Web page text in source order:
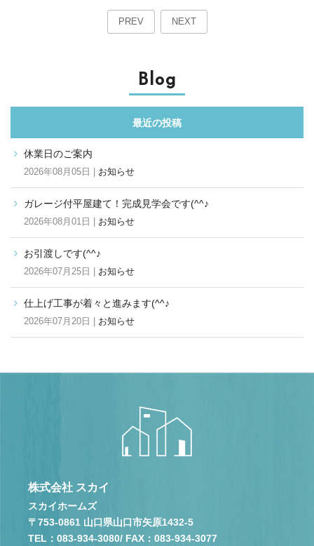
PREV NEXT
Blog
最近の投稿
休業日のご案内
2026年08月05日 | お知らせ
ガレージ付平屋建て！完成見学会です(^^♪
2026年08月01日 | お知らせ
お引渡しです(^^♪
2026年07月25日 | お知らせ
仕上げ工事が着々と進みます(^^♪
2026年07月20日 | お知らせ
株式会社 スカイ
スカイホームズ
〒753-0861 山口県山口市矢原1432-5
TEL：083-934-3080/ FAX：083-934-3077